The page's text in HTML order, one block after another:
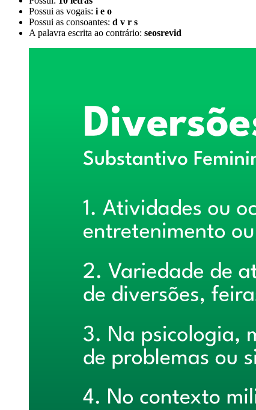
Possui as vogais: i e o
Possui as consoantes: d v r s
A palavra escrita ao contrário: seosrevid